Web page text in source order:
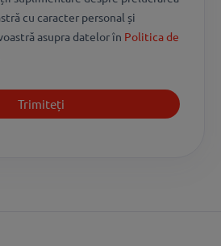
cu caracter personal și
asupra datelor în Politica de